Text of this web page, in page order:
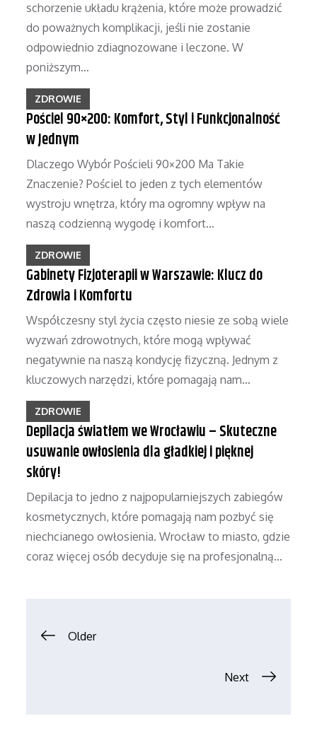
schorzenie układu krążenia, które może prowadzić
do poważnych komplikacji, jeśli nie zostanie
odpowiednio zdiagnozowane i leczone. W
poniższym…
ZDROWIE
Pościel 90×200: Komfort, Styl i Funkcjonalność
w Jednym
Dlaczego Wybór Pościeli 90×200 Ma Takie
Znaczenie? Pościel to jeden z tych elementów
wystroju wnętrza, który ma ogromny wpływ na
naszą codzienną wygodę i komfort…
ZDROWIE
Gabinety Fizjoterapii w Warszawie: Klucz do
Zdrowia i Komfortu
Współczesny styl życia często niesie ze sobą wiele
wyzwań zdrowotnych, które mogą wpływać
negatywnie na naszą kondycję fizyczną. Jednym z
kluczowych narzędzi, które pomagają nam…
ZDROWIE
Depilacja światłem we Wrocławiu – Skuteczne
usuwanie owłosienia dla gładkiej i pięknej
skóry!
Depilacja to jedno z najpopularniejszych zabiegów
kosmetycznych, które pomagają nam pozbyć się
niechcianego owłosienia. Wrocław to miasto, gdzie
coraz więcej osób decyduje się na profesjonalną…
Nawigacja
Older
Next